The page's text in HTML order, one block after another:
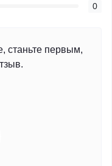
0
станьте первым,